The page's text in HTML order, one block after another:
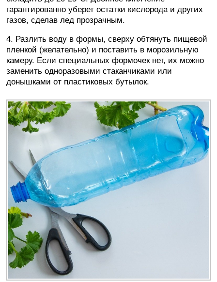
гарантированно уберет остатки кислорода и других
газов, сделав лед прозрачным.
4. Разлить воду в формы, сверху обтянуть пищевой
пленкой (желательно) и поставить в морозильную
камеру. Если специальных формочек нет, их можно
заменить одноразовыми стаканчиками или
донышками от пластиковых бутылок.